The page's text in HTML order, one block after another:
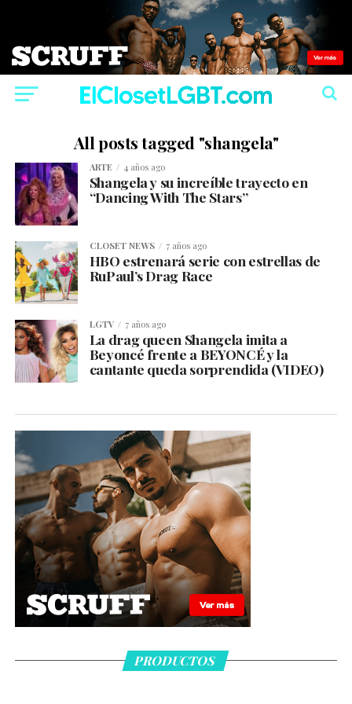
All posts tagged "shangela"
ARTE 4 años ago
Shangela y su increíble trayecto en
“Dancing With The Stars”
CLOSET NEWS 7 años ago
HBO estrenará serie con estrellas de
RuPaul’s Drag Race
LGTV 7 años ago
La drag queen Shangela imita a
Beyoncé frente a BEYONCÉ y la
cantante queda sorprendida (VIDEO)
PRODUCTOS